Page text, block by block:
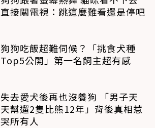
直接關電視：跳這麼難看還是停吧
狗狗吃飯超難伺候？「挑食犬種
Top5公開」第一名飼主超有感
失去愛犬後再也沒養狗 「男子天
天幫遛2隻比熊12年」背後真相惹
哭所有人